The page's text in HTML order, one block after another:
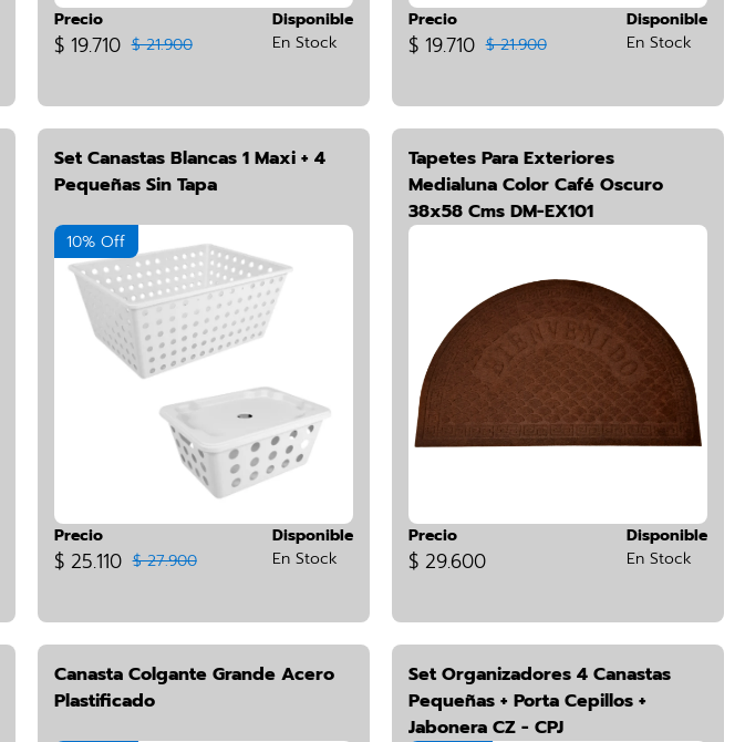
Precio
$ 19.710 $ 21.900
Disponible
En Stock
Precio
$ 19.710 $ 21.900
Disponible
En Stock
Set Canastas Blancas 1 Maxi + 4
Pequeñas Sin Tapa
10% Off
Precio
$ 25.110 $ 27.900
Disponible
En Stock
Tapetes Para Exteriores
Medialuna Color Café Oscuro
38x58 Cms DM-EX101
Precio
$ 29.600
Disponible
En Stock
Canasta Colgante Grande Acero
Plastificado
Set Organizadores 4 Canastas
Pequeñas + Porta Cepillos +
Jabonera CZ - CPJ